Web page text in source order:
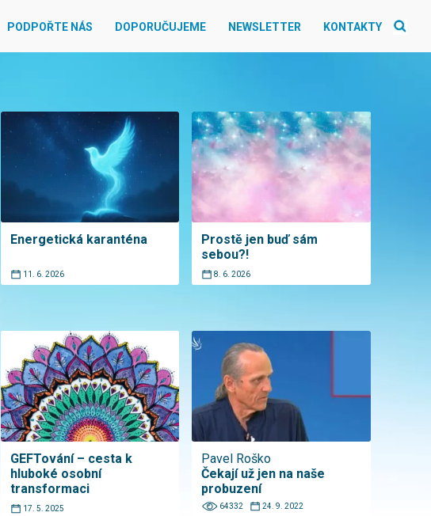
PODPOŘTE NÁS DOPORUČUJEME NEWSLETTER KONTAKTY
Energetická karanténa
11. 6. 2026
Prostě jen buď sám
sebou?!
8. 6. 2026
GEFTování – cesta k
hluboké osobní
transformaci
17. 5. 2025
Pavel Roško
Čekají už jen na naše
probuzení
64332 24. 9. 2022